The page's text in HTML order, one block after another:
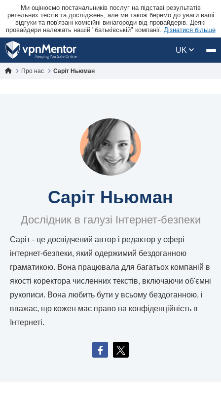
Ми оцінюємо постачальників послуг на підставі результатів
ретельних тестів та досліджень, але ми також беремо до уваги ваші
відгуки та пов'язані комісійні винагороди від провайдерів. Деякі
провайдери належать нашій "батьківській" компанії. Дізнатися більше
UK
Про нас Саріт Ньюман
Саріт Ньюман
Дослідник в галузі Інтернет-безпеки
Саріт - це досвідчений автор і редактор у сфері
інтернет-безпеки, який одержимий бездоганною
граматикою. Вона працювала для багатьох компаній в
якості коректора численних текстів, включаючи об'ємні
рукописи. Вона любить бути у всьому бездоганною, і
вважає, що кожен має право на конфіденційність в
Інтернеті.